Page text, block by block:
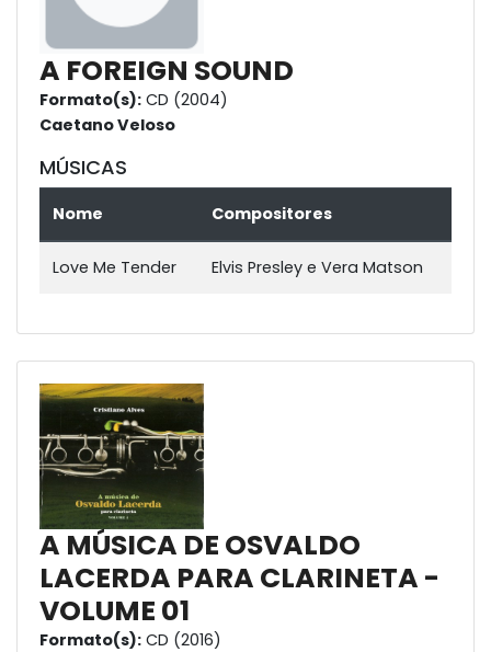
A FOREIGN SOUND
Formato(s): CD (2004)
Caetano Veloso
MÚSICAS
Nome Compositores
Love Me Tender Elvis Presley e Vera Matson
A MÚSICA DE OSVALDO
LACERDA PARA CLARINETA -
VOLUME 01
Formato(s): CD (2016)